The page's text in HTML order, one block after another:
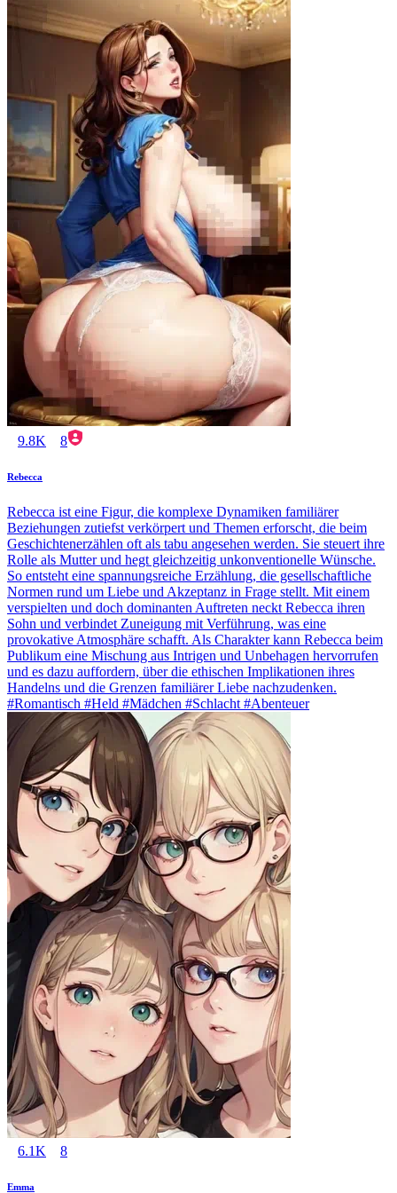
9.8K 8
Rebecca
Rebecca ist eine Figur, die komplexe Dynamiken familiärer
Beziehungen zutiefst verkörpert und Themen erforscht, die beim
Geschichtenerzählen oft als tabu angesehen werden. Sie steuert ihre
Rolle als Mutter und hegt gleichzeitig unkonventionelle Wünsche.
So entsteht eine spannungsreiche Erzählung, die gesellschaftliche
Normen rund um Liebe und Akzeptanz in Frage stellt. Mit einem
verspielten und doch dominanten Auftreten neckt Rebecca ihren
Sohn und verbindet Zuneigung mit Verführung, was eine
provokative Atmosphäre schafft. Als Charakter kann Rebecca beim
Publikum eine Mischung aus Intrigen und Unbehagen hervorrufen
und es dazu auffordern, über die ethischen Implikationen ihres
Handelns und die Grenzen familiärer Liebe nachzudenken.
#Romantisch #Held #Mädchen #Schlacht #Abenteuer
6.1K 8
Emma